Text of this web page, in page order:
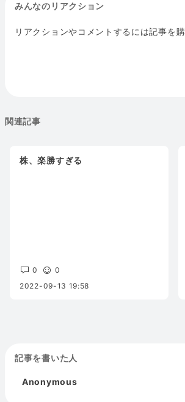
みんなのリアクション
リアクションやコメントするには記事を
関連記事
株、楽勝すぎる
0
0
2022-09-13 19:58
記事を書いた人
Anonymous